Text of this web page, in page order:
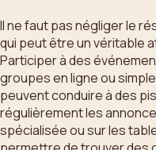
Il ne faut pas négliger le
qui peut être un véritable
Participer à des
groupes en ligne ou
peuvent conduire à des
régulièrement les
spécialisée ou sur les